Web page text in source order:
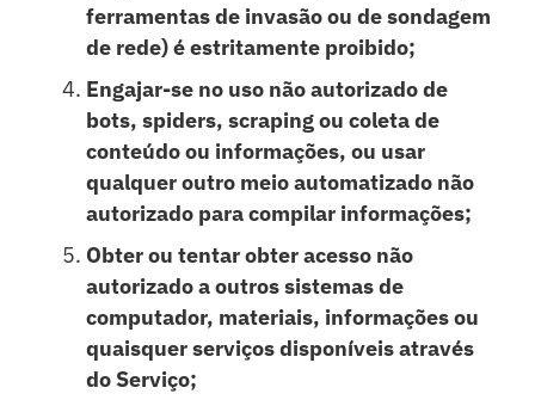
ferramentas de invasão ou de sondagem
de rede) é estritamente proibido;
Engajar-se no uso não autorizado de
bots, spiders, scraping ou coleta de
conteúdo ou informações, ou usar
qualquer outro meio automatizado não
autorizado para compilar informações;
Obter ou tentar obter acesso não
autorizado a outros sistemas de
computador, materiais, informações ou
quaisquer serviços disponíveis através
do Serviço;